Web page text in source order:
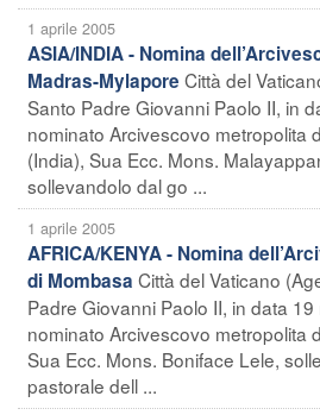
1 aprile 2005
ASIA/INDIA - Nomina
Madras-Mylapore Città del
Santo Padre Giovanni Paolo II, in
nominato Arcivescovo metropolita
(India), Sua Ecc. Mons.
sollevandolo dal go ...
1 aprile 2005
AFRICA/KENYA - Nomina
di Mombasa Città del Vaticano
Padre Giovanni Paolo II, in data
nominato Arcivescovo metropolita
Sua Ecc. Mons. Boniface Lele,
pastorale dell ...